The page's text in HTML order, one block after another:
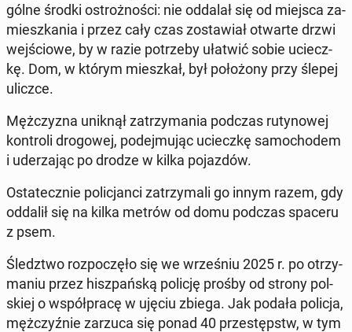
gól­ne środki ostroż­no­ści: nie oddalał się od miejsca za­
miesz­ka­nia i przez cały czas zo­sta­wiał otwarte drzwi
wej­ścio­we, by w razie po­trze­by ułatwić sobie uciecz­
kę. Dom, w którym miesz­kał, był po­ło­żo­ny przy ślepej
uliczce.
Męż­czy­zna uniknął za­trzy­ma­nia podczas ru­ty­no­wej
kon­tro­li dro­go­wej, po­dej­mu­jąc uciecz­kę sa­mo­cho­dem
i ude­rza­jąc po drodze w kilka po­jaz­dów.
Osta­tecz­nie po­li­cjan­ci za­trzy­ma­li go innym razem, gdy
oddalił się na kilka metrów od domu podczas spaceru
z psem.
Śledz­two roz­po­czę­ło się we wrze­śniu 2025 r. po otrzy­
ma­niu przez hisz­pań­ską policję prośby od strony pol­
skiej o współ­pra­cę w ujęciu zbiega. Jak podała policja,
męż­czyź­nie zarzuca się ponad 40 prze­stępstw, w tym